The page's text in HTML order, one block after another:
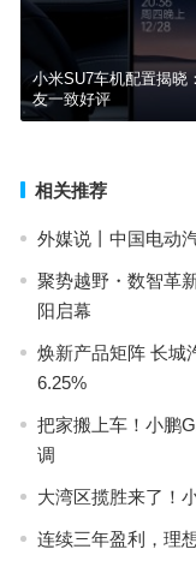
小米SU7车机配置揭晓
友一致好评
相关推荐
外媒说丨中国电动
聚势越野・数智革
阳启幕
焕新产品矩阵 长城
6.25%
把家搬上车！小鹏
调
大湾区揽胜来了！
连续三年盈利，理